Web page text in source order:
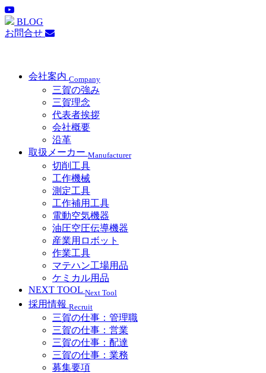
BLOG
お問合せ
会社案内 Company
三賀の強み
三賀理念
代表者挨拶
会社概要
沿革
取扱メーカー Manufacturer
切削工具
工作機械
測定工具
工作補用工具
電動空気機器
油圧空圧伝導機器
産業用ロボット
作業工具
マテハン工場用品
ケミカル用品
NEXT TOOL Next Tool
採用情報 Recruit
三賀の仕事：管理職
三賀の仕事：営業
三賀の仕事：配達
三賀の仕事：業務
募集要項